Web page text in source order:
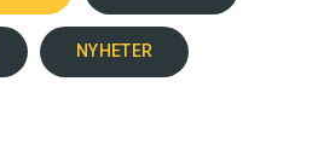
NYHETER